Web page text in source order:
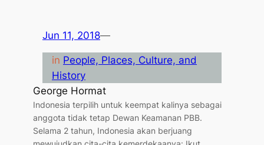
Jun 11, 2018—
in People, Places, Culture, and
History
George Hormat
Indonesia terpilih untuk keempat kalinya sebagai
anggota tidak tetap Dewan Keamanan PBB.
Selama 2 tahun, Indonesia akan berjuang